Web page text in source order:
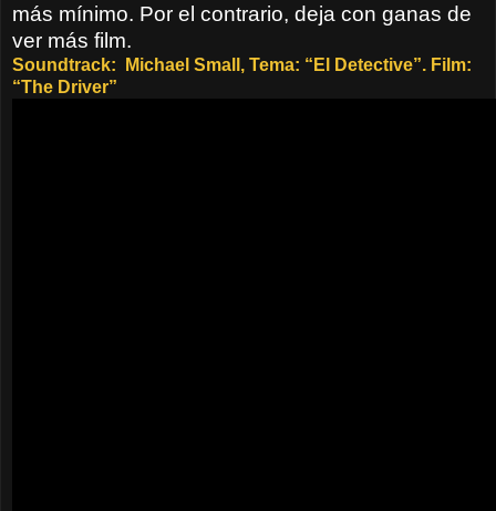
más mínimo. Por el contrario, deja con ganas de
ver más film.
Soundtrack:
Michael Small, Tema: “El Detective”. Film:
“The Driver”